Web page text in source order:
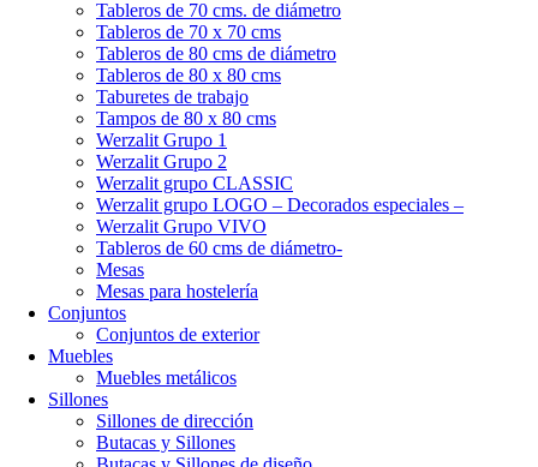
Tableros de 70 cms. de diámetro
Tableros de 70 x 70 cms
Tableros de 80 cms de diámetro
Tableros de 80 x 80 cms
Taburetes de trabajo
Tampos de 80 x 80 cms
Werzalit Grupo 1
Werzalit Grupo 2
Werzalit grupo CLASSIC
Werzalit grupo LOGO – Decorados especiales –
Werzalit Grupo VIVO
Tableros de 60 cms de diámetro-
Mesas
Mesas para hostelería
Conjuntos
Conjuntos de exterior
Muebles
Muebles metálicos
Sillones
Sillones de dirección
Butacas y Sillones